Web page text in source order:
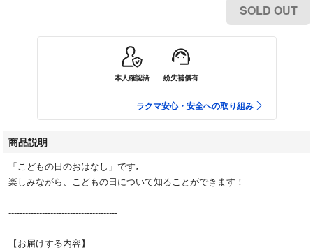
SOLD OUT
本人確認済 紛失補償有
ラクマ安心・安全への取り組み
商品説明
「こどもの日のおはなし」です♩
楽しみながら、こどもの日について知ることができます！
---------------------------------------
【お届けする内容】